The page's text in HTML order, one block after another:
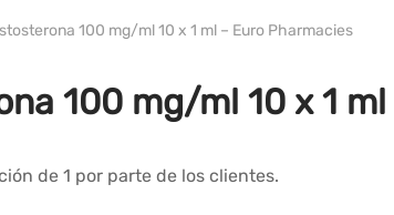
100 mg/ml 10 x 1 ml – Euro Pharmacies
100 mg/ml 10 x 1
de 1 por parte de los clientes.